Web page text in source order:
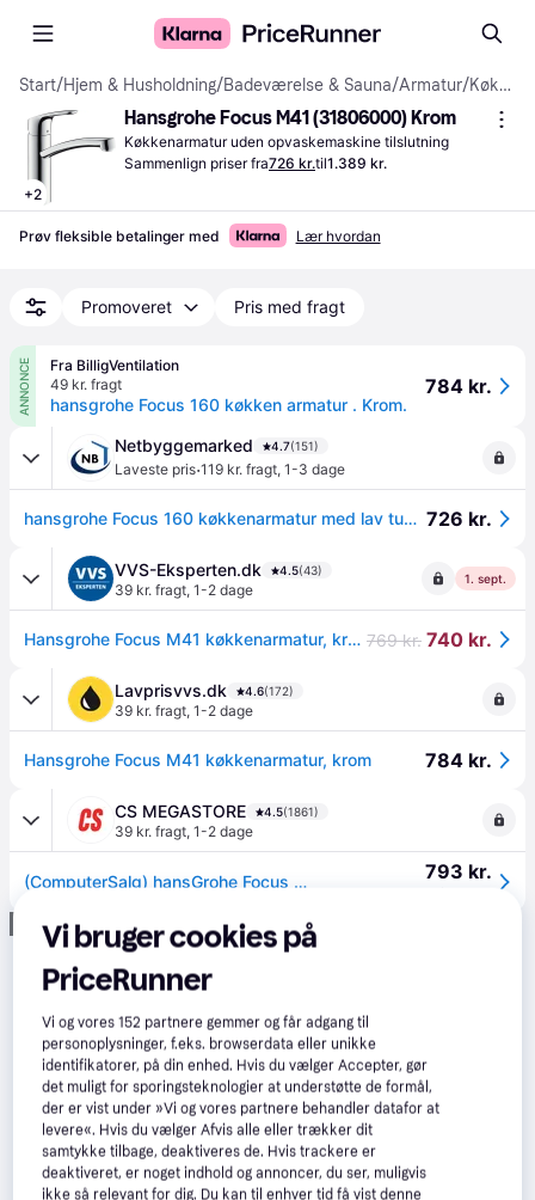
Start/Hjem & Husholdning/Badeværelse & Sauna/Armatur/ Køkkenarmaturer
+2
Hansgrohe Focus M41 (31806000) Krom
Køkkenarmatur uden opvaskemaskine tilslutning
Sammenlign priser fra726 kr.til1.389 kr.
Prøv fleksible betalinger med Lær hvordan
Promoveret Pris med fragt
ANNONCE
Fra BilligVentilation
49 kr. fragt
hansgrohe Focus 160 køkken armatur . Krom.
784 kr.
Netbyggemarked 4.7(151)
Laveste pris·119 kr. fragt, 1-3 dage
hansgrohe Focus 160 køkkenarmatur med lav tud, krom 726 kr.
VVS-Eksperten.dk 4.5(43)
39 kr. fragt, 1-2 dage
1. sept.
Hansgrohe Focus M41 køkkenarmatur, krom 769 kr. 740 kr.
Lavprisvvs.dk 4.6(172)
39 kr. fragt, 1-2 dage
Hansgrohe Focus M41 køkkenarmatur, krom 784 kr.
CS MEGASTORE 4.5(1861)
39 kr. fragt, 1-2 dage
(ComputerSalg) hansGrohe Focus M41 køkkenarmatur 160, 1jet 793 kr.
Annonce
Vi bruger cookies på
PriceRunner
Vi og vores152 partnere gemmer og får adgang til
personoplysninger, f.eks. browserdata eller unikke
identifikatorer, på din enhed. Hvis du vælger Accepter, gør
det muligt for sporingsteknologier at understøtte de formål,
der er vist under »Vi og vores partnere behandler datafor at
levere«. Hvis du vælger Afvis alle eller trækker dit
samtykke tilbage, deaktiveres de. Hvis trackere er
deaktiveret, er noget indhold og annoncer, du ser, muligvis
ikke så relevant for dig. Du kan til enhver tid få vist denne